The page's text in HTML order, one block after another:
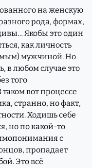
на женскую
рода, формах,
Якобы это один
как личность
мужчиной. Но
в любом случае это
того
вот процессе
странно, но факт,
Ходишь себе
но по какой-то
с
пропадает
Это всё